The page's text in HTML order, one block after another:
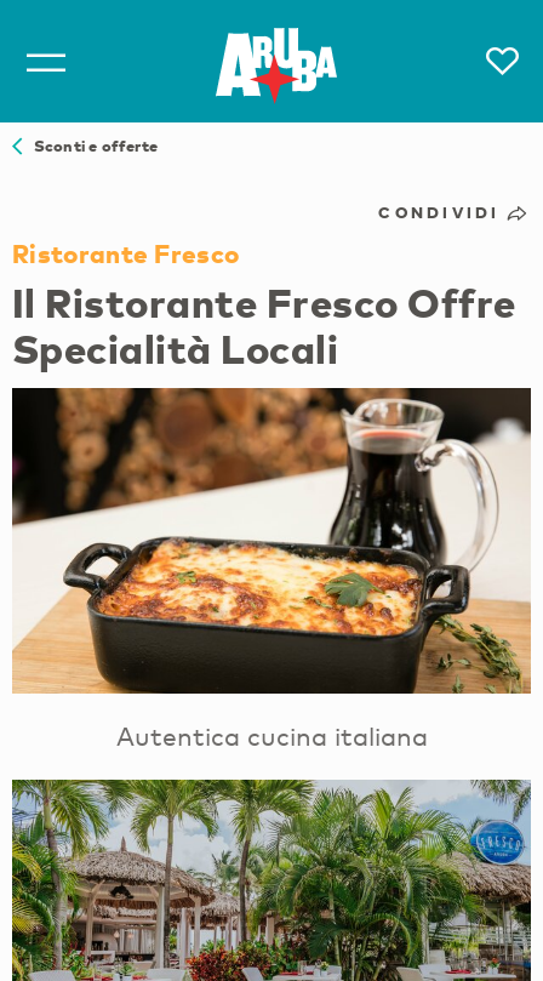
Sconti e offerte
CONDIVIDI
Ristorante Fresco
Il Ristorante Fresco Offre
Specialità Locali
Autentica cucina italiana